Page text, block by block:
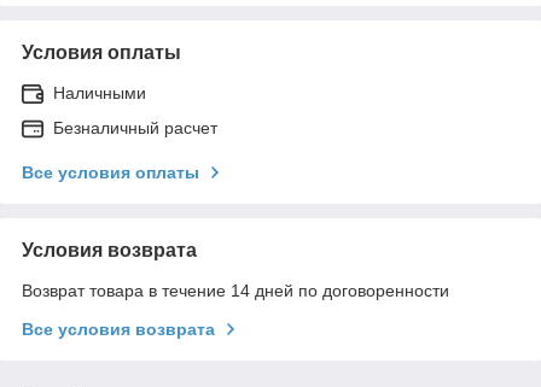
Условия оплаты
Наличными
Безналичный расчет
Все условия оплаты
Условия возврата
Возврат товара в течение 14 дней по договоренности
Все условия возврата